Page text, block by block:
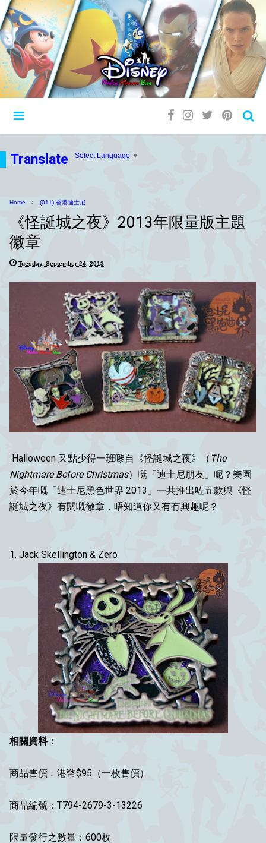
Translate Select Language ▼
Home (011) 香港迪士尼
《怪誕城之夜》2013年限量版主題
徽章
Tuesday, September 24, 2013
Halloween 又點少得一班嚟自《怪誕城之夜》（ The
Nightmare Before Christmas）嘅「迪士尼朋友」呢？樂園
於今年嘅「迪士尼黑色世界 2013」一共推出咗五款與《怪
誕城之夜》有關嘅徽章，唔知道你又有冇興趣呢？
1. Jack Skellington & Zero
相關資料：
商品售價﹕港幣$95（一枚售價）
商品編號：T794-2679-3-13226
限量發行之數量：600枚